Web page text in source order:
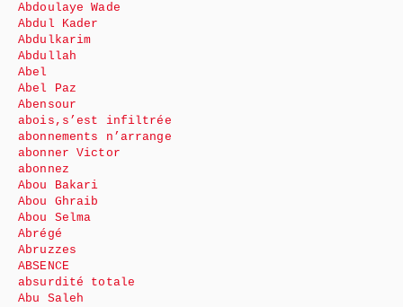
Abdoulaye Wade
Abdul Kader
Abdulkarim
Abdullah
Abel
Abel Paz
Abensour
abois,s’est infiltrée
abonnements n’arrange
abonner Victor
abonnez
Abou Bakari
Abou Ghraib
Abou Selma
Abrégé
Abruzzes
ABSENCE
absurdité totale
Abu Saleh